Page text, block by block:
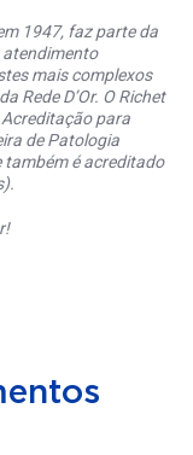
1947, faz parte da
atendimento
mais complexos
Rede D’Or. O Richet
para
de Patologia
é acreditado